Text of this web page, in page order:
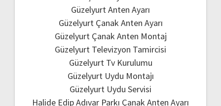
Güzelyurt Anten Ayarı
Güzelyurt Çanak Anten Ayarı
Güzelyurt Çanak Anten Montaj
Güzelyurt Televizyon Tamircisi
Güzelyurt Tv Kurulumu
Güzelyurt Uydu Montajı
Güzelyurt Uydu Servisi
Halide Edip Adıvar Parkı Çanak Anten Ayarı